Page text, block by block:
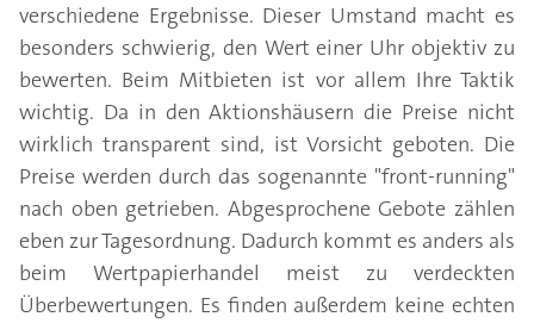
verschiedene Ergebnisse. Dieser Umstand macht es
besonders schwierig, den Wert einer Uhr objektiv zu
bewerten. Beim Mitbieten ist vor allem Ihre Taktik
wichtig. Da in den Aktionshäusern die Preise nicht
wirklich transparent sind, ist Vorsicht geboten. Die
Preise werden durch das sogenannte "front-running"
nach oben getrieben. Abgesprochene Gebote zählen
eben zur Tagesordnung. Dadurch kommt es anders als
beim Wertpapierhandel meist zu verdeckten
Überbewertungen. Es finden außerdem keine echten